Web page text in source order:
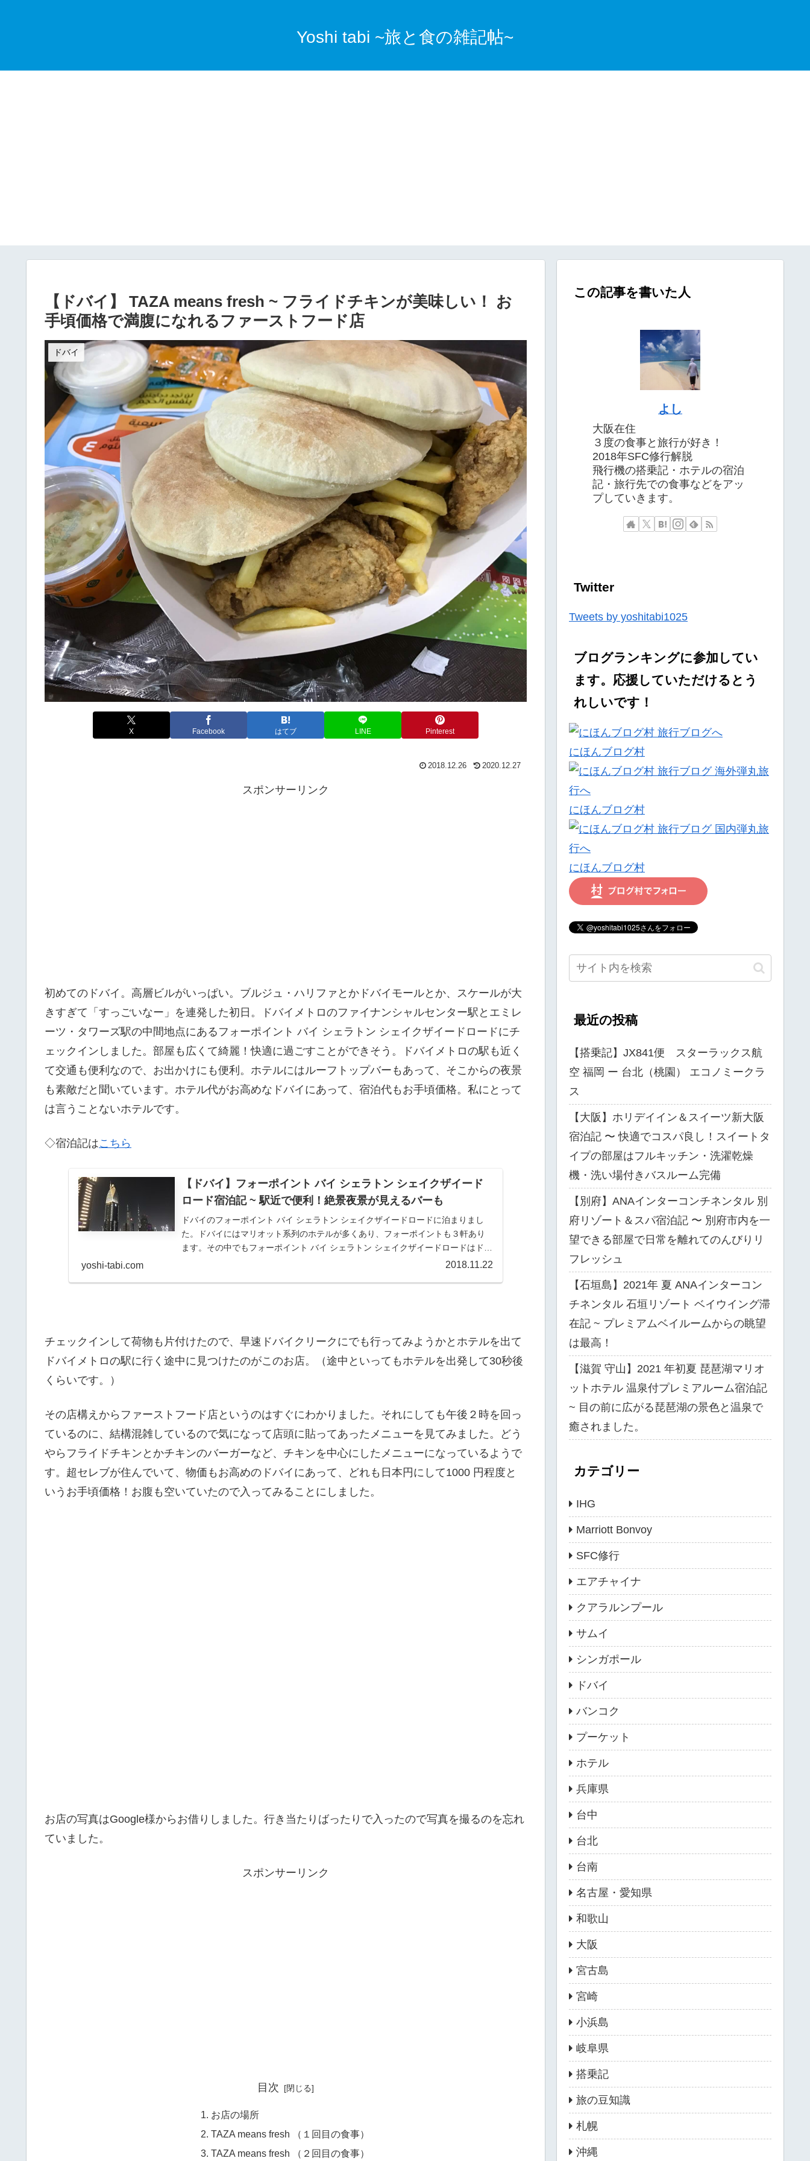
Yoshi tabi ~旅と食の雑記帖~
【ドバイ】 TAZA means fresh ~ フライドチキンが美味しい！ お
手頃価格で満腹になれるファーストフード店
ドバイ
X Facebook はてブ LINE Pinterest
2018.12.26 2020.12.27
スポンサーリンク
初めてのドバイ。高層ビルがいっぱい。ブルジュ・ハリファとかドバイモールとか、スケールが大
きすぎて「すっごいなー」を連発した初日。ドバイメトロのファイナンシャルセンター駅とエミレ
ーツ・タワーズ駅の中間地点にあるフォーポイント バイ シェラトン シェイクザイードロードにチ
ェックインしました。部屋も広くて綺麗！快適に過ごすことができそう。ドバイメトロの駅も近く
て交通も便利なので、お出かけにも便利。ホテルにはルーフトップバーもあって、そこからの夜景
も素敵だと聞いています。ホテル代がお高めなドバイにあって、宿泊代もお手頃価格。私にとって
は言うことないホテルです。
◇宿泊記はこちら
【ドバイ】フォーポイント バイ シェラトン シェイクザイード
ロード宿泊記 ~ 駅近で便利！絶景夜景が見えるバーも
ドバイのフォーポイント バイ シェラトン シェイクザイードロードに泊まりまし
た。ドバイにはマリオット系列のホテルが多くあり、フォーポイントも３軒あり
ます。その中でもフォーポイント バイ シェラトン シェイクザイードロードはドバ
yoshi-tabi.com 2018.11.22
チェックインして荷物も片付けたので、早速ドバイクリークにでも行ってみようかとホテルを出て
ドバイメトロの駅に行く途中に見つけたのがこのお店。（途中といってもホテルを出発して30秒後
くらいです。）
その店構えからファーストフード店というのはすぐにわかりました。それにしても午後２時を回っ
ているのに、結構混雑しているので気になって店頭に貼ってあったメニューを見てみました。どう
やらフライドチキンとかチキンのバーガーなど、チキンを中心にしたメニューになっているようで
す。超セレブが住んでいて、物価もお高めのドバイにあって、どれも日本円にして1000 円程度と
いうお手頃価格！お腹も空いていたので入ってみることにしました。
お店の写真はGoogle様からお借りしました。行き当たりばったりで入ったので写真を撮るのを忘れ
ていました。
スポンサーリンク
目次
お店の場所
TAZA means fresh （１回目の食事）
TAZA means fresh （２回目の食事）
この記事を書いた人
よし
大阪在住
３度の食事と旅行が好き！
2018年SFC修行解脱
飛行機の搭乗記・ホテルの宿泊
記・旅行先での食事などをアッ
プしていきます。
Twitter
Tweets by yoshitabi1025
ブログランキングに参加してい
ます。応援していただけるとう
れしいです！
にほんブログ村
にほんブログ村
にほんブログ村
最近の投稿
【搭乗記】JX841便 スターラックス航
空 福岡 ー 台北（桃園） エコノミークラ
ス
【大阪】ホリデイイン＆スイーツ新大阪
宿泊記 〜 快適でコスパ良し！スイートタ
イプの部屋はフルキッチン・洗濯乾燥
機・洗い場付きバスルーム完備
【別府】ANAインターコンチネンタル 別
府リゾート＆スパ宿泊記 〜 別府市内を一
望できる部屋で日常を離れてのんびりリ
フレッシュ
【石垣島】2021年 夏 ANAインターコン
チネンタル 石垣リゾート ベイウイング滞
在記 ~ プレミアムベイルームからの眺望
は最高！
【滋賀 守山】2021 年初夏 琵琶湖マリオ
ットホテル 温泉付プレミアルーム宿泊記
~ 目の前に広がる琵琶湖の景色と温泉で
癒されました。
カテゴリー
IHG
Marriott Bonvoy
SFC修行
エアチャイナ
クアラルンプール
サムイ
シンガポール
ドバイ
バンコク
プーケット
ホテル
兵庫県
台中
台北
台南
名古屋・愛知県
和歌山
大阪
宮古島
宮崎
小浜島
岐阜県
搭乗記
旅の豆知識
札幌
沖縄